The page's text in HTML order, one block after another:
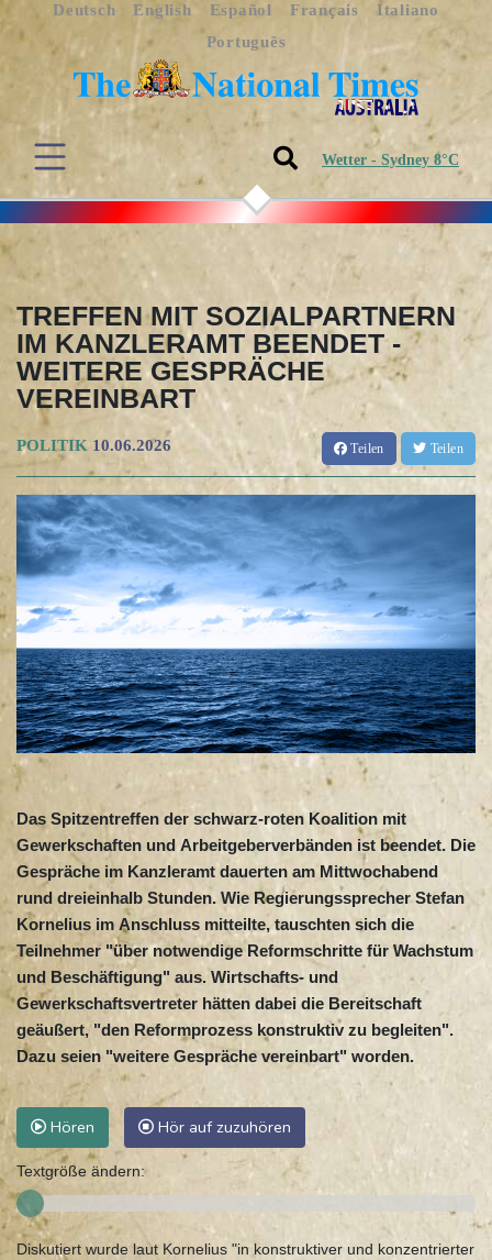
Deutsch English Español Français
Italiano
Português
Wetter - Sydney 8°C
TREFFEN MIT SOZIALPARTNERN
IM KANZLERAMT BEENDET -
WEITERE GESPRÄCHE
VEREINBART
POLITIK 10.06.2026 Teilen Teilen
Das Spitzentreffen der schwarz-roten Koalition mit
Gewerkschaften und Arbeitgeberverbänden ist beendet. Die
Gespräche im Kanzleramt dauerten am Mittwochabend
rund dreieinhalb Stunden. Wie Regierungssprecher Stefan
Kornelius im Anschluss mitteilte, tauschten sich die
Teilnehmer "über notwendige Reformschritte für Wachstum
und Beschäftigung" aus. Wirtschafts- und
Gewerkschaftsvertreter hätten dabei die Bereitschaft
geäußert, "den Reformprozess konstruktiv zu begleiten".
Dazu seien "weitere Gespräche vereinbart" worden.
Hören Hör auf zuzuhören
Textgröße ändern:
Diskutiert wurde laut Kornelius "in konstruktiver und konzentrierter